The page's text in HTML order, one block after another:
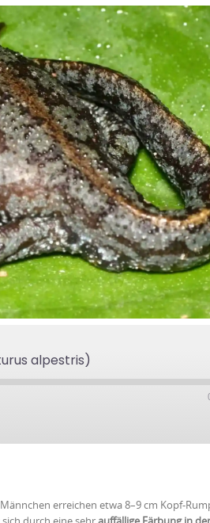
alpestris)
erreichen etwa 8–9 cm Kopf-